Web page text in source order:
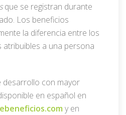
que se registran durante
Los beneficios
la diferencia entre los
a una persona
con mayor
en español en
y en